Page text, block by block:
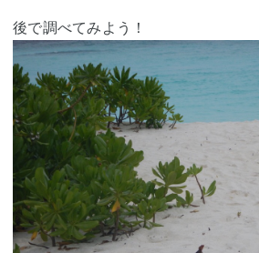
後で調べてみよう！